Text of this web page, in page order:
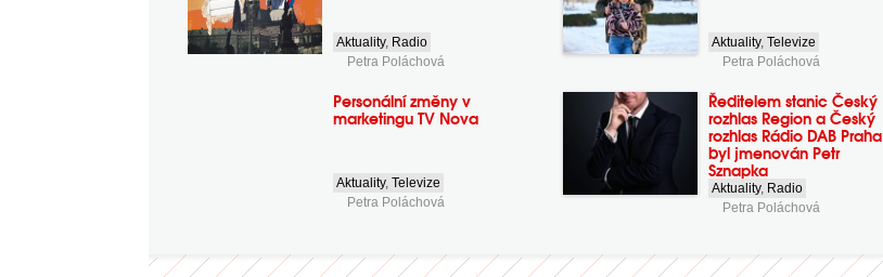
Aktuality, Radio
Petra Poláchová
Aktuality,Televize
Petra Poláchová
Personální změny v
marketingu TV Nova
Aktuality,Televize
Petra Poláchová
Ředitelem stanic Český
rozhlas Region a Český
rozhlas Rádio DAB Praha
byl jmenován Petr
Sznapka
Aktuality, Radio
Petra Poláchová